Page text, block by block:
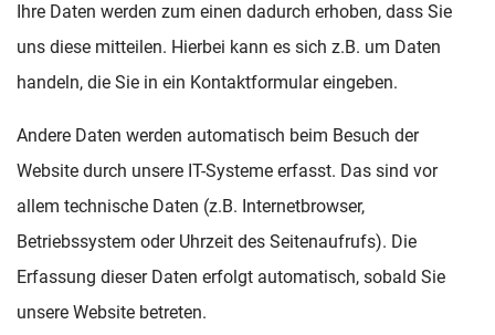
Ihre Daten werden zum einen dadurch erhoben, dass Sie
uns diese mitteilen. Hierbei kann es sich z.B. um Daten
handeln, die Sie in ein Kontaktformular eingeben.
Andere Daten werden automatisch beim Besuch der
Website durch unsere IT-Systeme erfasst. Das sind vor
allem technische Daten (z.B. Internetbrowser,
Betriebssystem oder Uhrzeit des Seitenaufrufs). Die
Erfassung dieser Daten erfolgt automatisch, sobald Sie
unsere Website betreten.